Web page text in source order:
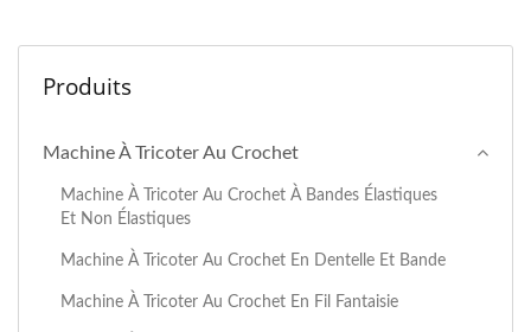
Produits
Machine À Tricoter Au Crochet
Machine À Tricoter Au Crochet À Bandes Élastiques
Et Non Élastiques
Machine À Tricoter Au Crochet En Dentelle Et Bande
Machine À Tricoter Au Crochet En Fil Fantaisie